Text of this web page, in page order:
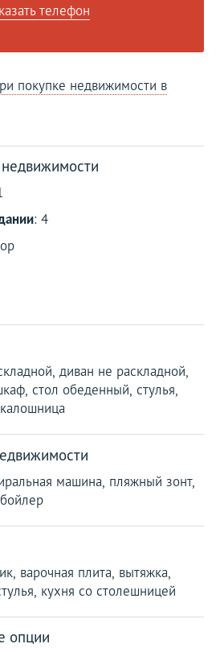
телефон
покупке недвижимости в
: 4
диван не раскладной,
стол обеденный, стулья,
машина, пляжный зонт,
варочная плита, вытяжка,
кухня со столешницей
опции